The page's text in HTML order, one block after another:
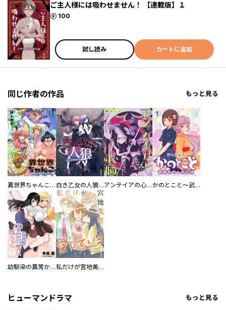
ご主人様には吸わせません！ 【連載版】１
100
ポイント
試し読み カートに追加
同じ作者の作品 もっと見る
異世界ちゃんこ～横綱目前に召喚されたんだが～ 【連載版】 白き乙女の人狼（ウェアウルフ） 【連載版】 アンテイアの心臓 【連載版】 かのとこと～武蔵花町怪話譚～ 【連載版】
幼馴染の異常かわいい妹ちゃん 【連載版】 私だけが宮地美雪を愛している 【連載版】
ヒューマンドラマ もっと見る